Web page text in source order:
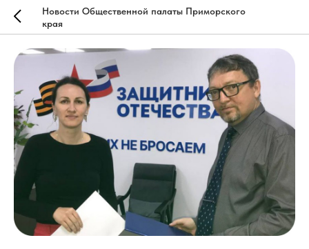
Новости Общественной палаты Приморского
края